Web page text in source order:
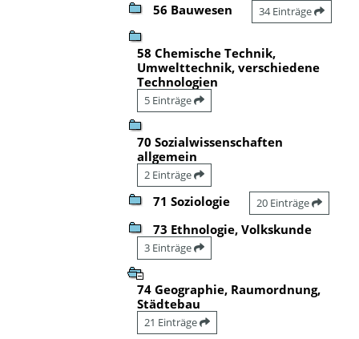
56 Bauwesen 34 Einträge
58 Chemische Technik,
Umwelttechnik, verschiedene
Technologien
5 Einträge
70 Sozialwissenschaften
allgemein
2 Einträge
71 Soziologie 20 Einträge
73 Ethnologie, Volkskunde
3 Einträge
74 Geographie, Raumordnung,
Städtebau
21 Einträge